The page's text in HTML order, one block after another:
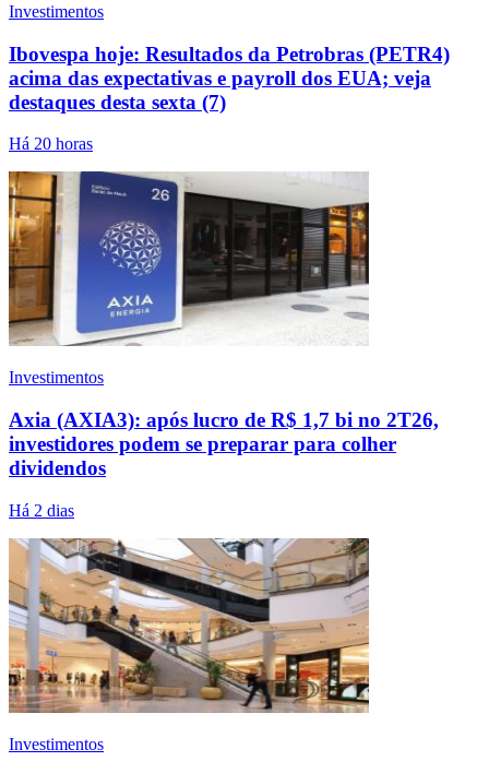
Investimentos
Ibovespa hoje: Resultados da Petrobras (PETR4)
acima das expectativas e payroll dos EUA; veja
destaques desta sexta (7)
Há 20 horas
Investimentos
Axia (AXIA3): após lucro de R$ 1,7 bi no 2T26,
investidores podem se preparar para colher
dividendos
Há 2 dias
Investimentos